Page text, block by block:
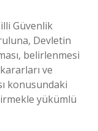
Güvenlik
Devletin
belirlenmesi
ve
konusundaki
yükümlü